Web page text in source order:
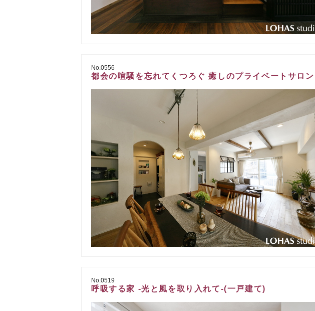
No.0556
都会の喧騒を忘れてくつろぐ 癒しのプライベートサロン
No.0519
呼吸する家 -光と風を取り入れて-(一戸建て)